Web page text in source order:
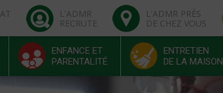
L'ADMR
RECRUTE
L'ADMR PRÈS
DE CHEZ VOUS
ENFANCE ET
PARENTALITÉ
ENTRETIEN
DE LA MAISON